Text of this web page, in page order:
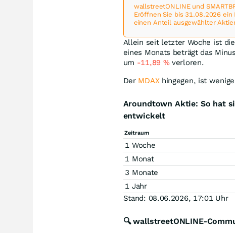
wallstreetONLINE und
Eröffnen Sie bis 31.08.2026
einen Anteil ausgewählter
Allein seit letzter Woche ist
eines Monats beträgt das Minus
um -11,89 %verloren.
Der MDAXhingegen, ist
Aroundtown Aktie: So hat
entwickelt
Zeitraum
1 Woche
1 Monat
3 Monate
1 Jahr
Stand: 08.06.2026, 17:01 Uhr
🔍 wallstreetONLINE-